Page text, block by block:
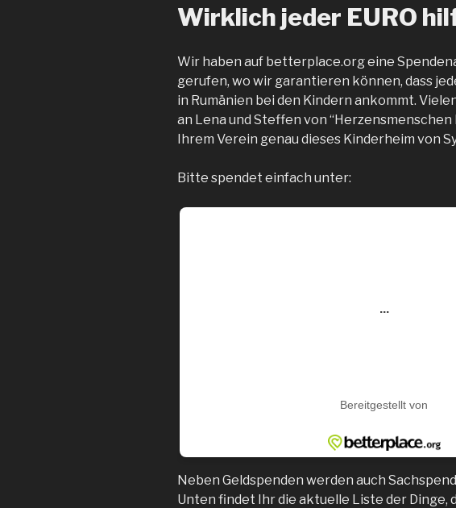
Wirklich jeder EURO
Wir haben auf betterplace.org eine
gerufen, wo wir garantieren können, dass
in Rumänien bei den Kindern ankommt.
an Lena und Steffen von “Herzensmenschen
Ihrem Verein genau dieses Kinderheim von
Bitte spendet einfach unter:
Neben Geldspenden werden auch
Unten findet Ihr die aktuelle Liste der Dinge,